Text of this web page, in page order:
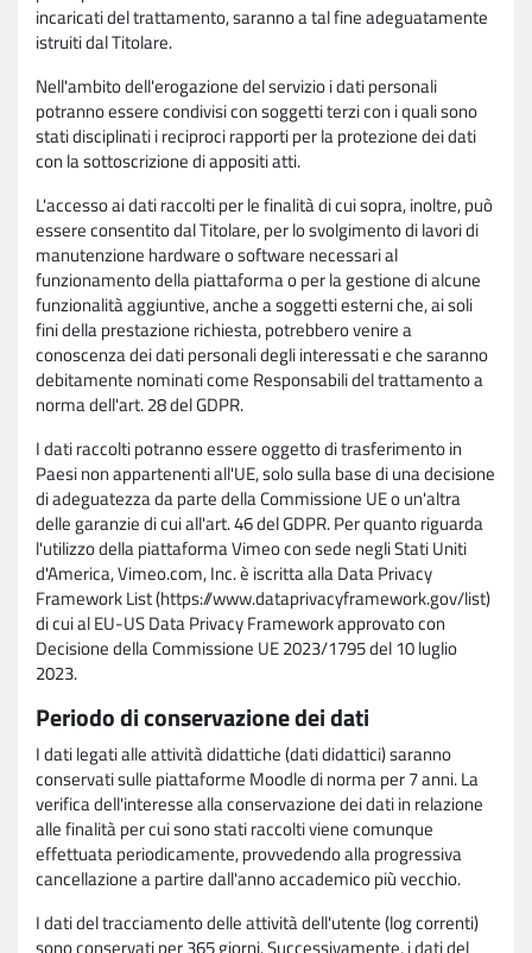
incaricati del trattamento, saranno a tal fine adeguatamente
istruiti dal Titolare.
Nell'ambito dell'erogazione del servizio i dati personali
potranno essere condivisi con soggetti terzi con i quali sono
stati disciplinati i reciproci rapporti per la protezione dei dati
con la sottoscrizione di appositi atti.
L'accesso ai dati raccolti per le finalità di cui sopra, inoltre, può
essere consentito dal Titolare, per lo svolgimento di lavori di
manutenzione hardware o software necessari al
funzionamento della piattaforma o per la gestione di alcune
funzionalità aggiuntive, anche a soggetti esterni che, ai soli
fini della prestazione richiesta, potrebbero venire a
conoscenza dei dati personali degli interessati e che saranno
debitamente nominati come Responsabili del trattamento a
norma dell'art. 28 del GDPR.
I dati raccolti potranno essere oggetto di trasferimento in
Paesi non appartenenti all'UE, solo sulla base di una decisione
di adeguatezza da parte della Commissione UE o un'altra
delle garanzie di cui all'art. 46 del GDPR. Per quanto riguarda
l'utilizzo della piattaforma Vimeo con sede negli Stati Uniti
d'America, Vimeo.com, Inc. è iscritta alla Data Privacy
Framework List (https://www.dataprivacyframework.gov/list)
di cui al EU-US Data Privacy Framework approvato con
Decisione della Commissione UE 2023/1795 del 10 luglio
2023.
Periodo di conservazione dei dati
I dati legati alle attività didattiche (dati didattici) saranno
conservati sulle piattaforme Moodle di norma per 7 anni. La
verifica dell'interesse alla conservazione dei dati in relazione
alle finalità per cui sono stati raccolti viene comunque
effettuata periodicamente, provvedendo alla progressiva
cancellazione a partire dall'anno accademico più vecchio.
I dati del tracciamento delle attività dell'utente (log correnti)
sono conservati per 365 giorni. Successivamente, i dati del